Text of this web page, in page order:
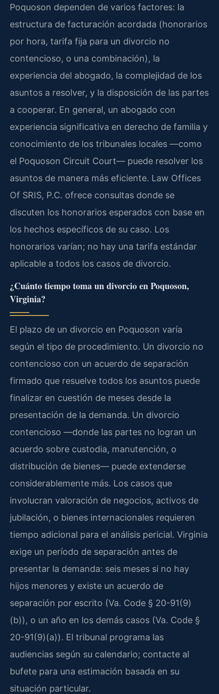
Poquoson dependen de varios factores: la
estructura de facturación acordada (honorarios
por hora, tarifa fija para un divorcio no
contencioso, o una combinación), la
experiencia del abogado, la complejidad de los
asuntos a resolver, y la disposición de las partes
a cooperar. En general, un abogado con
experiencia significativa en derecho de familia y
conocimiento de los tribunales locales —como
el Poquoson Circuit Court— puede resolver los
asuntos de manera más eficiente. Law Offices
Of SRIS, P.C. ofrece consultas donde se
discuten los honorarios esperados con base en
los hechos específicos de su caso. Los
honorarios varían; no hay una tarifa estándar
aplicable a todos los casos de divorcio.
¿Cuánto tiempo toma un divorcio en Poquoson,
Virginia?
El plazo de un divorcio en Poquoson varía
según el tipo de procedimiento. Un divorcio no
contencioso con un acuerdo de separación
firmado que resuelve todos los asuntos puede
finalizar en cuestión de meses desde la
presentación de la demanda. Un divorcio
contencioso —donde las partes no logran un
acuerdo sobre custodia, manutención, o
distribución de bienes— puede extenderse
considerablemente más. Los casos que
involucran valoración de negocios, activos de
jubilación, o bienes internacionales requieren
tiempo adicional para el análisis pericial. Virginia
exige un período de separación antes de
presentar la demanda: seis meses si no hay
hijos menores y existe un acuerdo de
separación por escrito (Va. Code § 20-91(9)
(b)), o un año en los demás casos (Va. Code §
20-91(9)(a)). El tribunal programa las
audiencias según su calendario; contacte al
bufete para una estimación basada en su
situación particular.